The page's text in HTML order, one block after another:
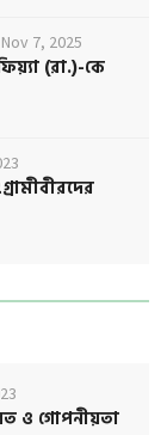
Nov 7, 2025
(রা.)-কে
ও গোপনীয়তা